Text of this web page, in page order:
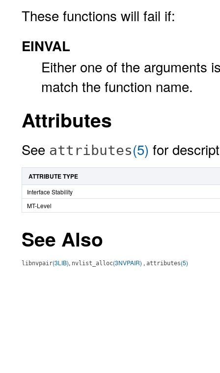
These functions will fail if:
EINVAL
Either one of the arguments
match the function name.
Attributes
See attributes(5) for
ATTRIBUTE TYPE
Interface Stability
MT-Level
See Also
libnvpair(3LIB), nvlist_alloc(3NVPAIR) , attributes(5)